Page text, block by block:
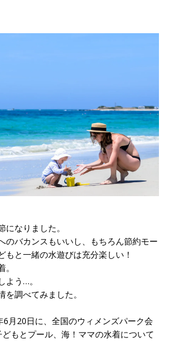
なりました。
のバカンスもいいし、もちろん節約モー
もと一緒の水遊びは充分楽しい！
よう…。
調べてみました。
月20日に、全国のウィメンズパーク会
もとプール、海！ママの水着について